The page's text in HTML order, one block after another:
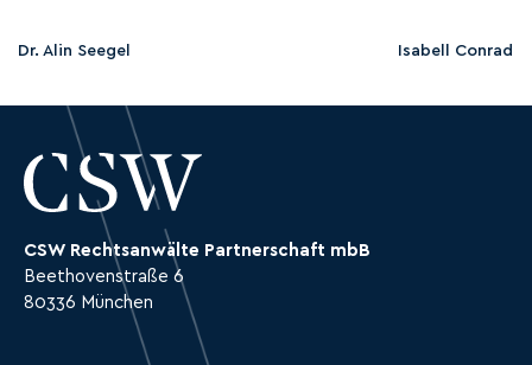
Dr. Alin Seegel Isabell Conrad
CSW Rechtsanwälte Partnerschaft mbB
Beethovenstraße 6
80336 München